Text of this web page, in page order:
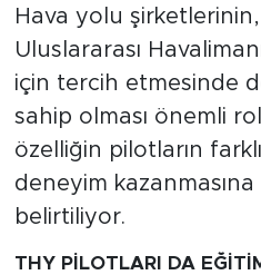
Hava yolu
Uluslararası
için tercih etmesinde
sahip olması önemli
özelliğin pilotların
deneyim
belirtiliyor.
THY PİLOTLARI DA